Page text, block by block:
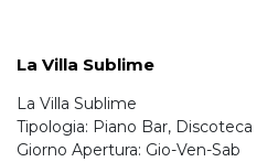
La Villa Sublime
La Villa Sublime
Tipologia: Piano Bar, Discoteca
Giorno Apertura: Gio-Ven-Sab